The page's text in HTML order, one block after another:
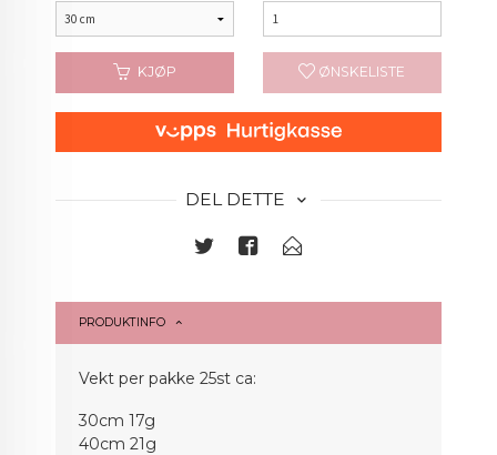
KJØP ØNSKELISTE
DEL DETTE
PRODUKTINFO
Vekt per pakke 25st ca:
30cm 17g
40cm 21g